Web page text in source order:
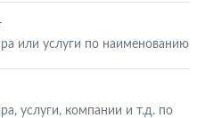
или услуги по наименованию
услуги, компании и т.д. по